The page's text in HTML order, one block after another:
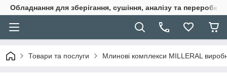
Обладнання для зберігання, сушіння, аналізу та переробки
Товари та послуги Млинові комплекси MILLERAL